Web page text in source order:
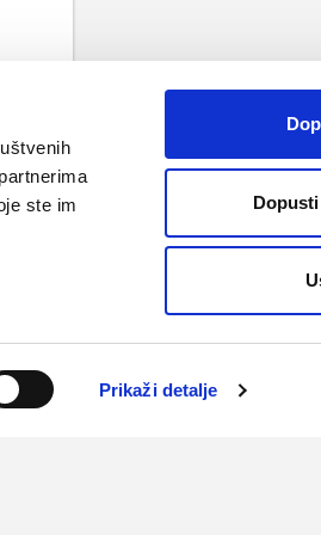
ste im
Prikaži detalje
uvjeti korištenja i pravila privatnosti
Medicinska naklada,ŠNZ,Vitaminoteka